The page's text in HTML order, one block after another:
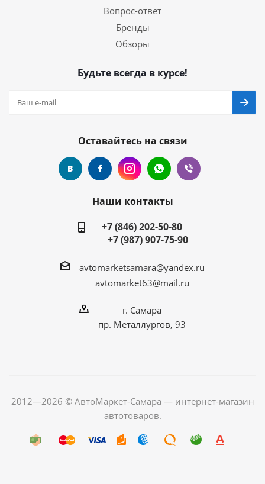
Вопрос-ответ
Бренды
Обзоры
Будьте всегда в курсе!
Оставайтесь на связи
Наши контакты
+7 (846) 202-50-80
+7 (987) 907-75-90
avtomarketsamara@yandex.ru
avtomarket63@mail.ru
г. Самара
пр. Металлургов, 93
2012—2026 © АвтоМаркет-Самара — интернет-магазин
автотоваров.